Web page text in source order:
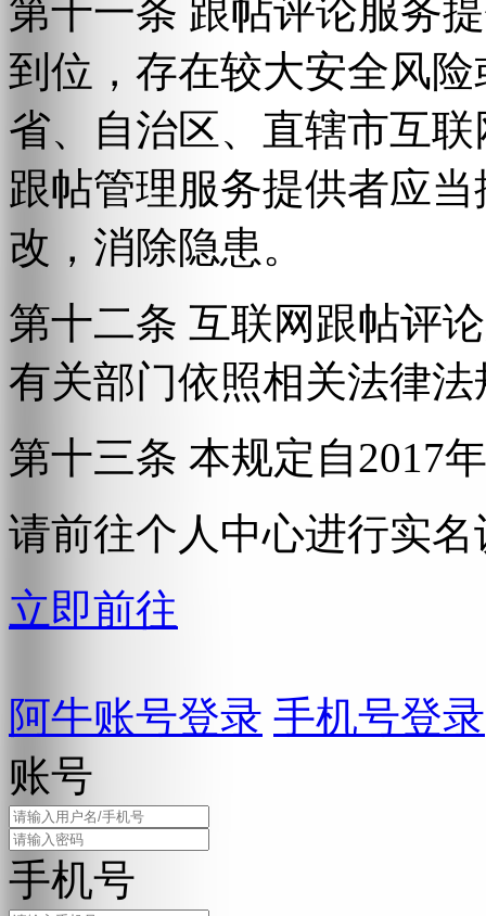
第十一条 跟帖评论服务
到位，存在较大安全风
省、自治区、直辖市互
跟帖管理服务提供者应
改，消除隐患。
第十二条 互联网跟帖评
有关部门依照相关法律
第十三条 本规定自2017
请前往个人中心进行实名
立即前往
阿牛账号登录 手机号登录
账号
手机号